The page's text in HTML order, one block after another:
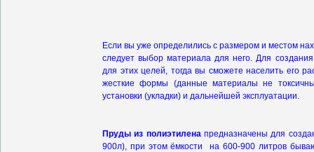
Если вы уже определились с размером и местом
следует выбор материала для него. Для
для этих целей, тогда вы сможете населить его
жесткие формы (данные материалы не
установки (укладки) и дальнейшей эксплуатации.
Пруды из полиэтиленапредназначены для
900л), при этом ёмкости на 600-900 литров